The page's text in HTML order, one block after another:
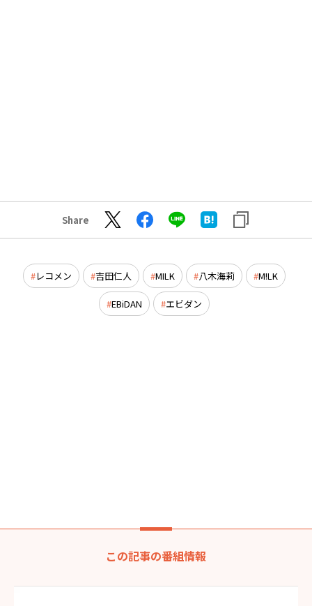
Share
レコメン 吉田仁人 MILK 八木海莉 M!LK
EBiDAN エビダン
この記事の番組情報